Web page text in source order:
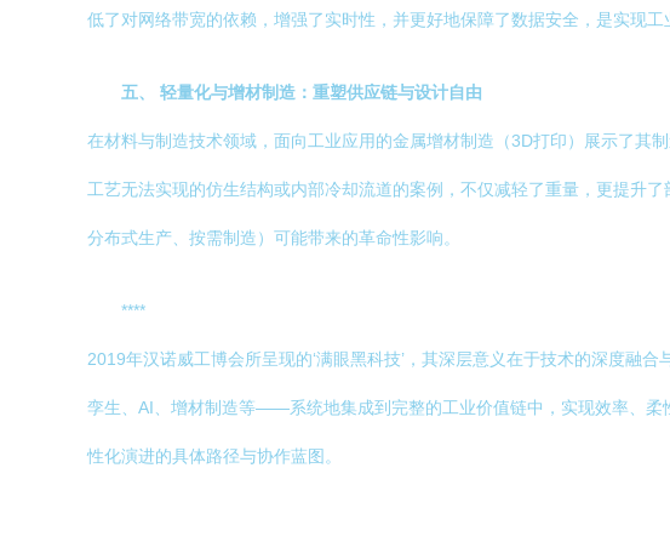
低了对网络带宽的依赖，增强了实时性，并更好地保障了数据安全，是实现工
五、 轻量化与增材制造：重塑供应链与设计自由
在材料与制造技术领域，面向工业应用的金属增材制造（3D打印）展示了其
工艺无法实现的仿生结构或内部冷却流道的案例，不仅减轻了重量，更提升
分布式生产、按需制造）可能带来的革命性影响。
****
2019年汉诺威工博会所呈现的‘满眼黑科技’，其深层意义在于技术的深度
孪生、AI、增材制造等——系统地集成到完整的工业价值链中，实现效率、
性化演进的具体路径与协作蓝图。